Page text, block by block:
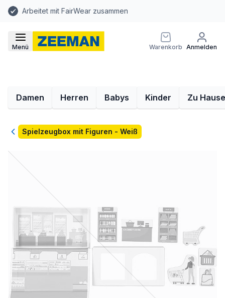
Arbeitet mit FairWear zusammen
Menü Warenkorb Anmelden
Damen Herren Babys Kinder Zu Hause
ZurückSpielzeugbox mit Figuren - Weiß